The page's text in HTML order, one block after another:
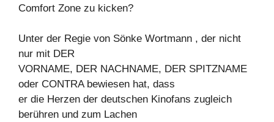
Comfort Zone zu kicken?
Unter der Regie von Sönke Wortmann , der nicht
nur mit DER
VORNAME, DER NACHNAME, DER SPITZNAME
oder CONTRA bewiesen hat, dass
er die Herzen der deutschen Kinofans zugleich
berühren und zum Lachen